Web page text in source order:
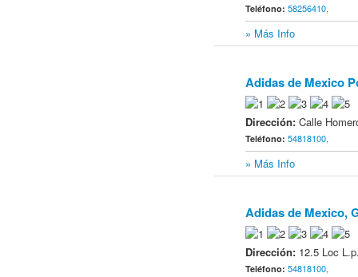
Teléfono:58256410,
» Más Info
Adidas de Mexico
Dirección:Calle
Teléfono:54818100,
» Más Info
Adidas de Mexico,
Dirección: 12.5 Loc
Teléfono:54818100,